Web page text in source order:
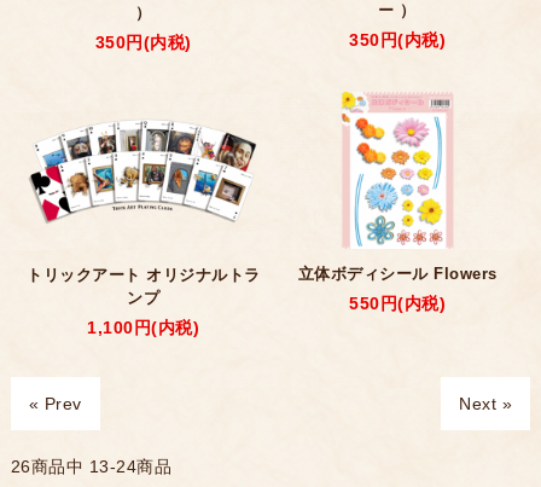
）
350円(内税)
ー ）
350円(内税)
トリックアート オリジナルトラ
ンプ
1,100円(内税)
立体ボディシール Flowers
550円(内税)
« Prev Next »
26商品中 13-24商品